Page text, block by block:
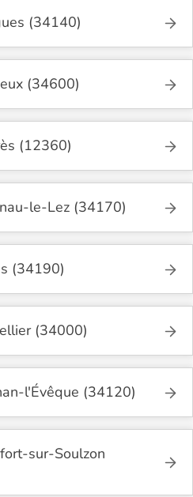
(34140)
(34600)
(12360)
le-Lez (34170)
(34190)
(34000)
l'Évêque (34120)
sur-Soulzon